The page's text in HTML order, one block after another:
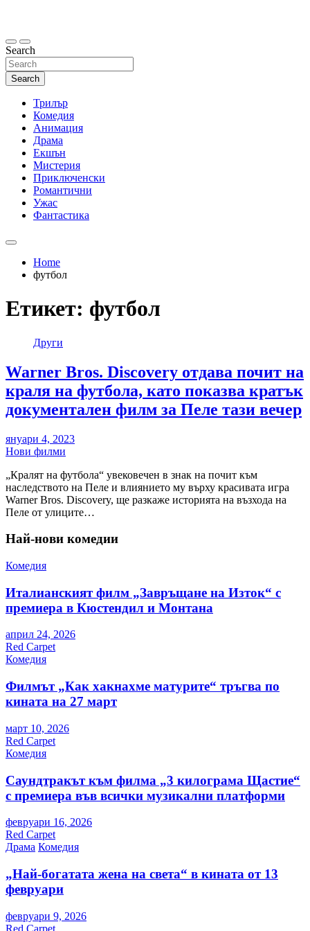
Search
Search
Трилър
Комедия
Анимация
Драма
Екшън
Мистерия
Приключенски
Романтични
Ужас
Фантастика
Home
футбол
Етикет: футбол
Други
Warner Bros. Discovery отдава почит на
краля на футбола, като показва кратък
документален филм за Пеле тази вечер
януари 4, 2023
Нови филми
„Кралят на футбола“ увековечен в знак на почит към
наследството на Пеле и влиянието му върху красивата игра
Warner Bros. Discovery, ще разкаже историята на възхода на
Пеле от улиците…
Най-нови комедии
Комедия
Италианският филм „Завръщане на Изток“ с
премиера в Кюстендил и Монтана
април 24, 2026
Red Carpet
Комедия
Филмът „Как хакнахме матурите“ тръгва по
кината на 27 март
март 10, 2026
Red Carpet
Комедия
Саундтракът към филма „3 килограма Щастие“
с премиера във всички музикални платформи
февруари 16, 2026
Red Carpet
Драма Комедия
„Най-богатата жена на света“ в кината от 13
февруари
февруари 9, 2026
Red Carpet